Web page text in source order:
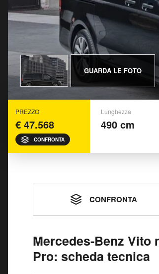
GUARDA LE FOTO
PREZZO
€ 47.568
CONFRONTA
Lunghezza
490 cm
CONFRONTA
Mercedes-Benz Vito
Pro: scheda tecnica